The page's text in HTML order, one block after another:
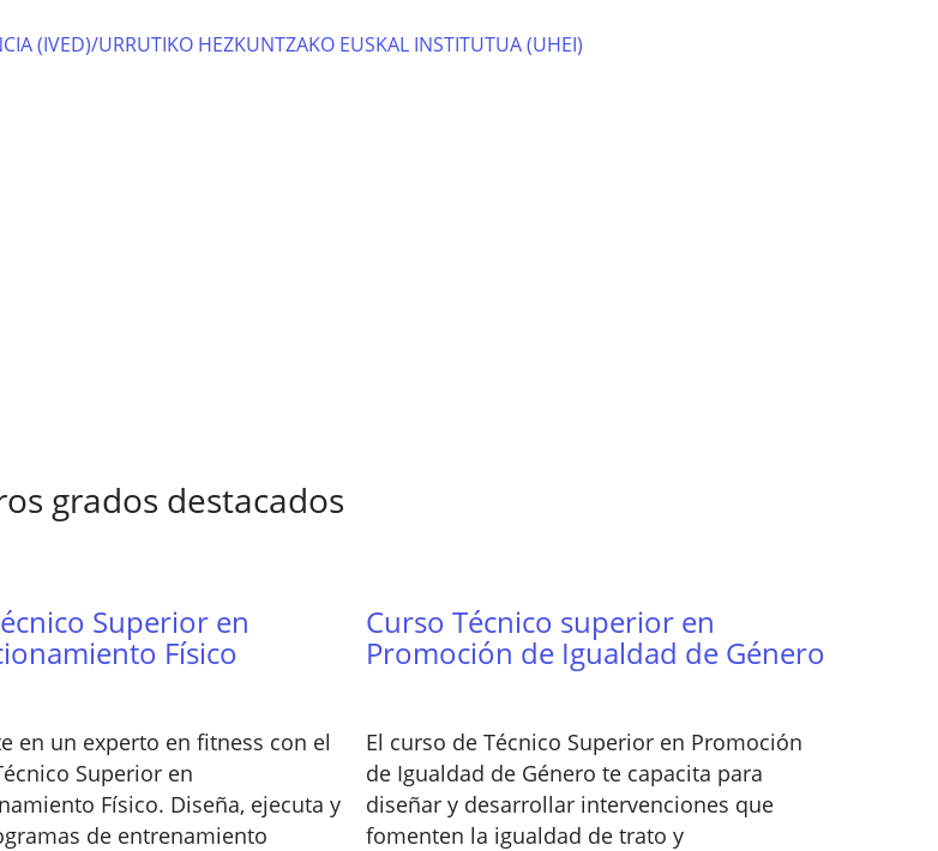
(IVED)/URRUTIKO HEZKUNTZAKO EUSKAL INSTITUTUA (UHEI)
grados destacados
Superior en
Físico
en un experto en fitness con el
Superior en
Físico. Diseña, ejecuta y
de entrenamiento
Curso Técnico superior en
Promoción de Igualdad de Género
El curso de Técnico Superior en Promoción
de Igualdad de Género te capacita para
diseñar y desarrollar intervenciones que
fomenten la igualdad de trato y